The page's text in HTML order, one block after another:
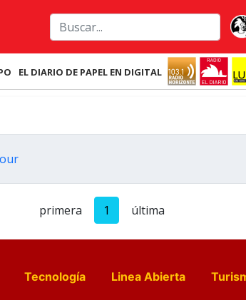
EL DIARIO DE PAPEL EN DIGITAL
primera 1 última
Tecnología Linea Abierta